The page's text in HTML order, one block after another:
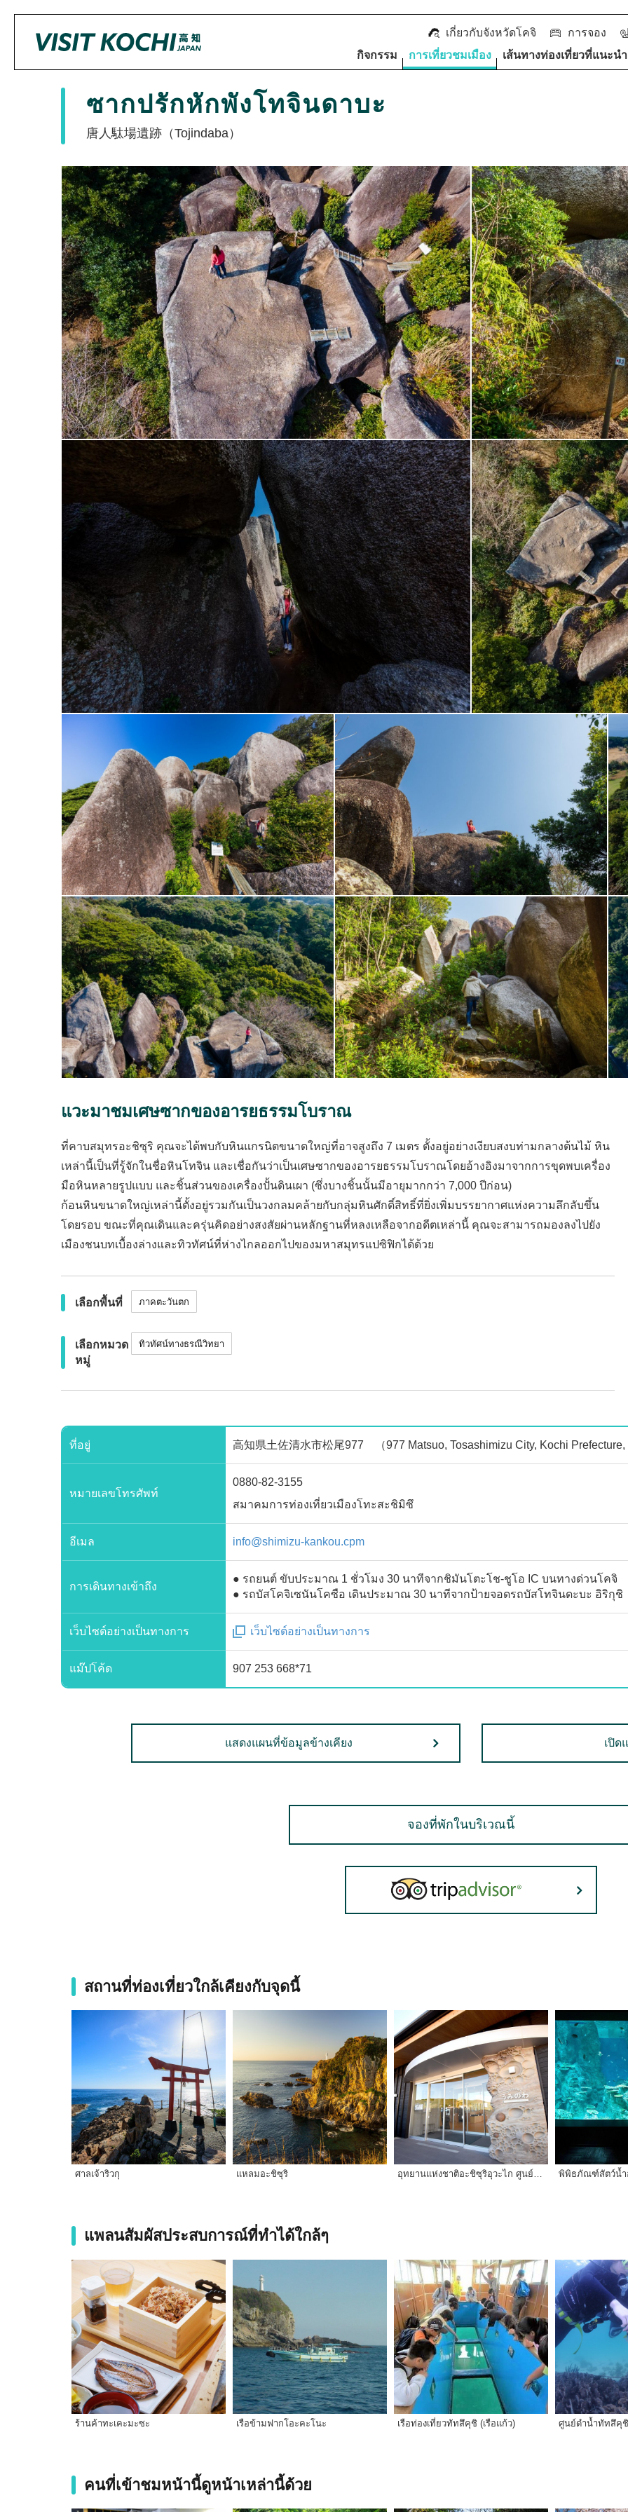
เกี่ยวกับจังหวัดโคจิ การจอง
กิจกรรม
การเที่ยวชมเมือง เส้นทางท่องเที่ยวที่แนะนำ
ซากปรักหักพังโทจินดาบะ
唐人駄場遺跡（Tojindaba）
แวะมาชมเศษซากของอารยธรรมโบราณ
ที่คาบสมุทรอะชิซุริ คุณจะได้พบกับหินแกรนิตขนาดใหญ่ที่อาจสูงถึง 7 เมตร ตั้งอยู่อย่างเงียบสงบท่ามกลางต้นไม้ หิน
เหล่านี้เป็นที่รู้จักในชื่อหินโทจิน และเชื่อกันว่าเป็นเศษซากของอารยธรรมโบราณโดยอ้างอิงมาจากการขุดพบเครื่อง
มือหินหลายรูปแบบ และชิ้นส่วนของเครื่องปั้นดินเผา (ซึ่งบางชิ้นนั้นมีอายุมากกว่า 7,000 ปีก่อน)
ก้อนหินขนาดใหญ่เหล่านี้ตั้งอยู่รวมกันเป็นวงกลมคล้ายกับกลุ่มหินศักดิ์สิทธิ์ที่ยิ่งเพิ่มบรรยากาศแห่งความลึกลับขึ้น
โดยรอบ ขณะที่คุณเดินและครุ่นคิดอย่างสงสัยผ่านหลักฐานที่หลงเหลือจากอดีตเหล่านี้ คุณจะสามารถมองลงไปยัง
เมืองชนบทเบื้องล่างและทิวทัศน์ที่ห่างไกลออกไปของมหาสมุทรแปซิฟิกได้ด้วย
เลือกพื้นที่ ภาคตะวันตก
เลือกหมวด
หมู่
ทิวทัศน์ทางธรณีวิทยา
ที่อยู่ 高知県土佐清水市松尾977 （977 Matsuo, Tosashimizu City, Kochi Prefecture,
หมายเลขโทรศัพท์
0880-82-3155
สมาคมการท่องเที่ยวเมืองโทะสะชิมิซึ
อีเมล info@shimizu-kankou.cpm
การเดินทางเข้าถึง
● รถยนต์ ขับประมาณ 1 ชั่วโมง 30 นาทีจากชิมันโตะโช-ชูโอ IC บนทางด่วนโคจิ
● รถบัสโคจิเซนันโคซือ เดินประมาณ 30 นาทีจากป้ายจอดรถบัสโทจินดะบะ อิริกุชิ
เว็บไซต์อย่างเป็นทางการ เว็บไซต์อย่างเป็นทางการ
แม๊ปโค้ด 907 253 668*71
แสดงแผนที่ข้อมูลข้างเคียง เปิด
จองที่พักในบริเวณนี้
สถานที่ท่องเที่ยวใกล้เคียงกับจุดนี้
ศาลเจ้าริวกุ แหลมอะชิซุริ อุทยานแห่งชาติอะชิซุริอุวะไก ศูนย์บริการนักท่องเที่ยวทัทสึคุชิ อุมิโนะวะ พิพิธภัณฑ์สัตว์น้ำอ
แพลนสัมผัสประสบการณ์ที่ทำได้ใกล้ๆ
ร้านค้าทะเคะมะซะ เรือข้ามฟากโอะคะโนะ เรือท่องเที่ยวทัทสึคุชิ (เรือแก้ว) ศูนย์ดำน้ำทัทสึคุชิ
คนที่เข้าชมหน้านี้ดูหน้าเหล่านี้ด้วย